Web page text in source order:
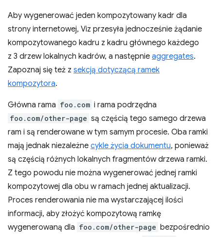
Aby wygenerować jeden kompozytowany kadr dla
strony internetowej, Viz przesyła jednocześnie żądanie
kompozytowanego kadru z kadru głównego każdego
z 3 drzew lokalnych kadrów, a następnie aggregates.
Zapoznaj się też z sekcją dotyczącą ramek
kompozytora.
Główna rama foo.com i rama podrzędna
foo.com/other-page są częścią tego samego drzewa
ram i są renderowane w tym samym procesie. Oba ramki
mają jednak niezależne cykle życia dokumentu, ponieważ
są częścią różnych lokalnych fragmentów drzewa ramki.
Z tego powodu nie można wygenerować jednej ramki
kompozytowej dla obu w ramach jednej aktualizacji.
Proces renderowania nie ma wystarczającej ilości
informacji, aby złożyć kompozytową ramkę
wygenerowaną dla foo.com/other-page bezpośrednio